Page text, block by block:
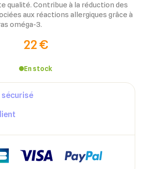
qualité. Contribue à la réduction des
aux réactions allergiques grâce à
oméga-3.
22 €
En stock
sécurisé